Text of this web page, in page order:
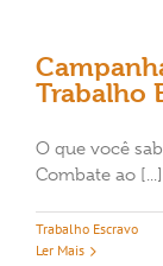
Trabalho
O que você
Combate ao [...]
Trabalho Escravo
Ler Mais